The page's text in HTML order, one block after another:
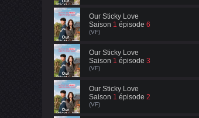
Our Sticky Love
Saison 1 épisode 6
(VF)
Our Sticky Love
Saison 1 épisode 3
(VF)
Our Sticky Love
Saison 1 épisode 2
(VF)